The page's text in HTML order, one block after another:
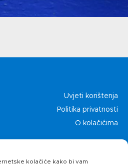
kolačiće kako bi vam
Uvjeti korištenja
Politika privatnosti
O kolačićima